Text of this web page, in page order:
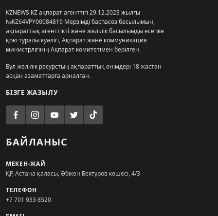
KZNEWS.KZ ақпарат агенттігі 29.12.2023 жылғы
№KZ64VPY00084819 Мерзімді баспасөз басылымын,
ақпараттық агенттікті және желілік басылымды есепке
қою туралы куәлігі, Ақпарат және коммуникация
министрлігінің Ақпарат комитетімен берілген.
Бұл желілік ресурстың ақпараттық өнімдері 18 жастан
асқан азаматтарға арналған.
БІЗГЕ ЖАЗЫЛУ
БАЙЛАНЫС
МЕКЕН-ЖАЙ
ҚР, Астана қаласы, Әбікен Бектұров көшесі, 4/3
ТЕЛЕФОН
+7 701 933 8520